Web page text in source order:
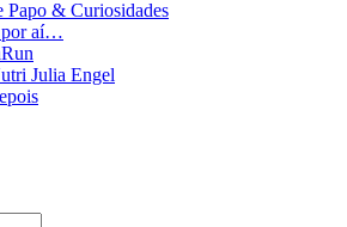
Papo & Curiosidades
por aí…
Julia Engel